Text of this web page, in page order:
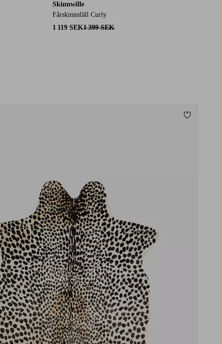
Lägg till i
Skinnwille
Fårskinnsfäll Curly
1 119 SEK1 399 SEK